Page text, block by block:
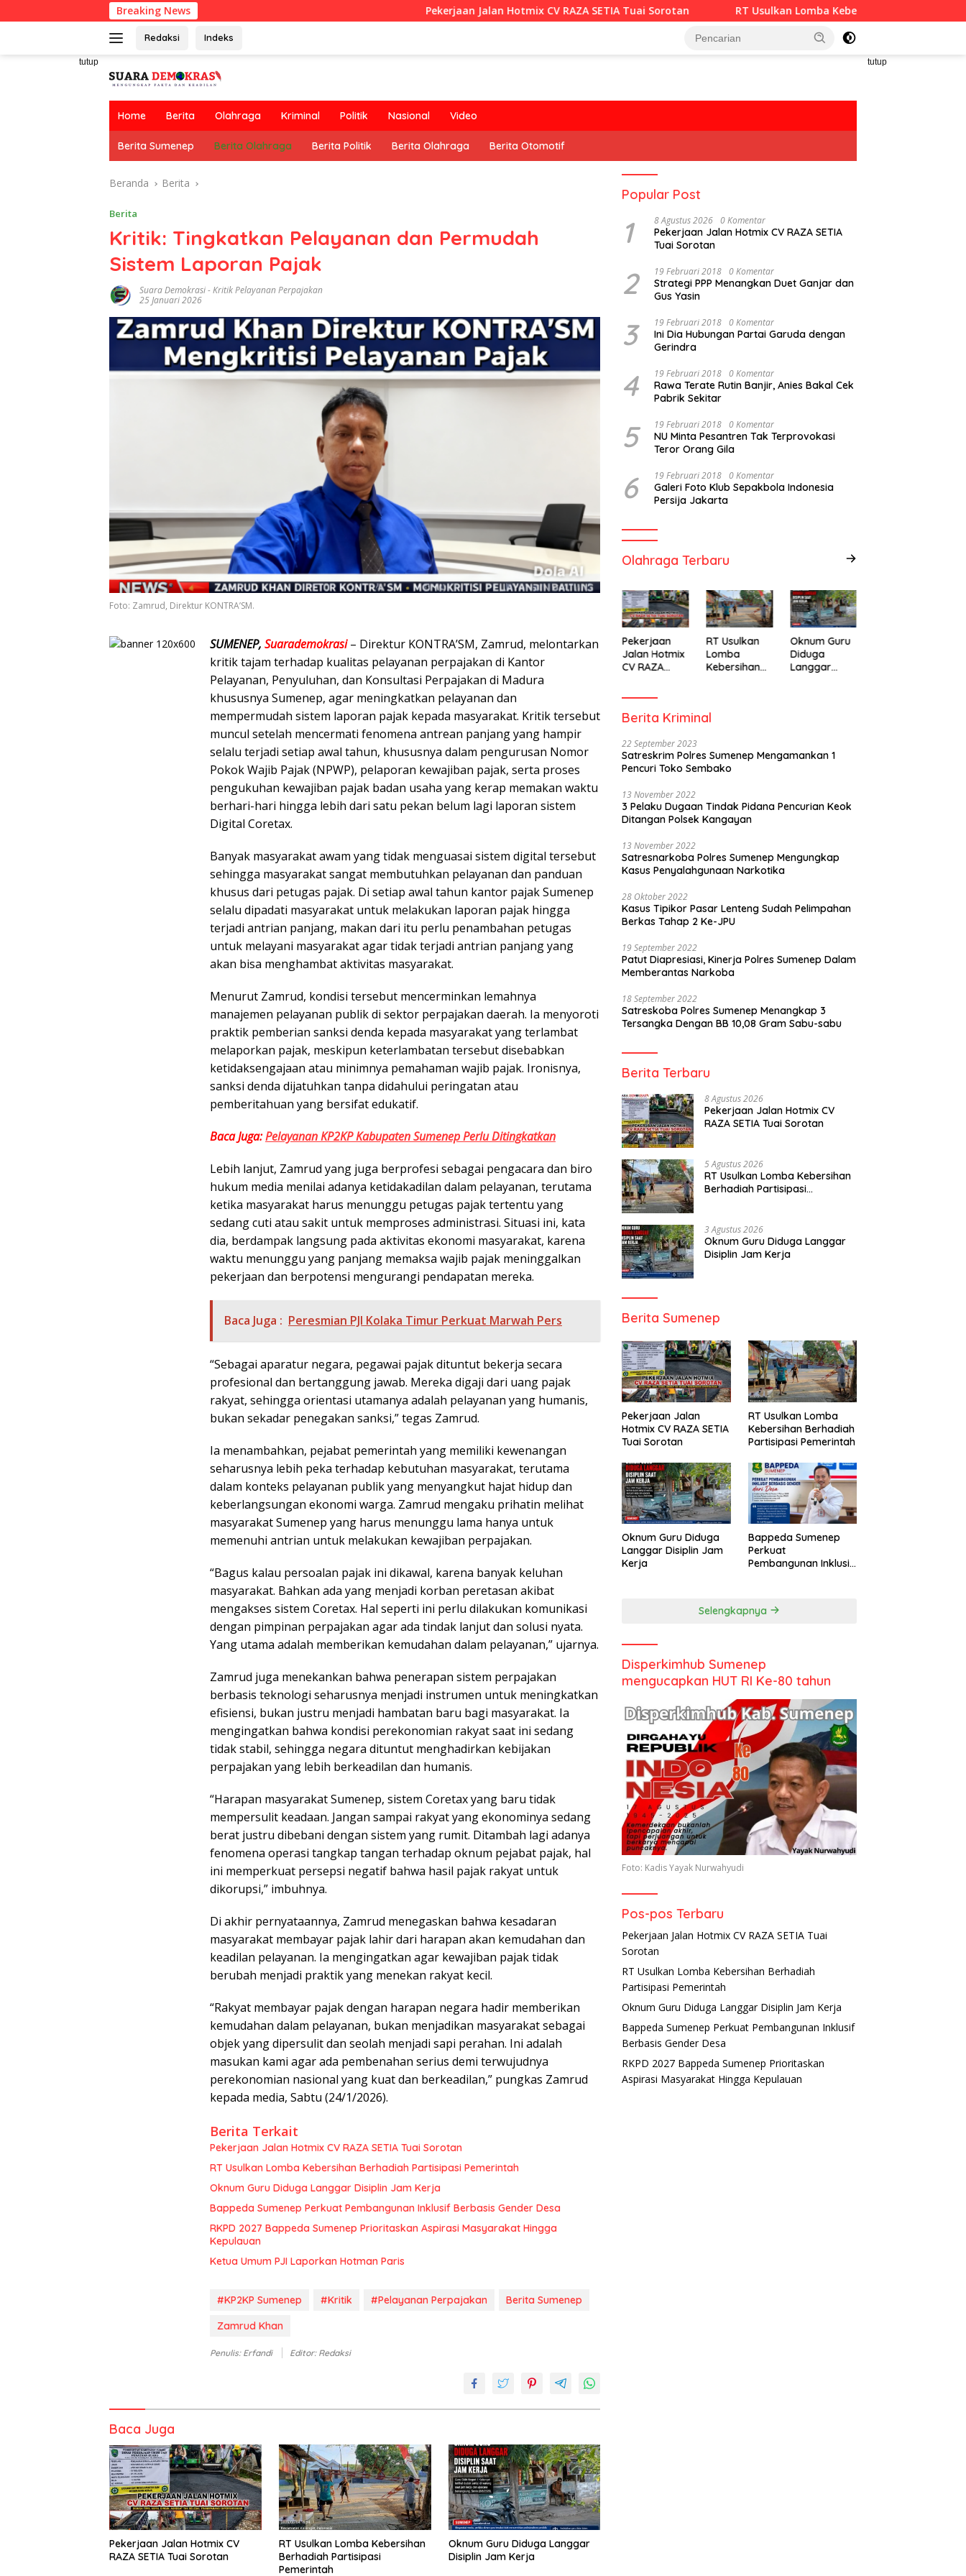
ke
Breaking News Pekerjaan Jalan Hotmix CV RAZA SETIA Tuai Sorotan RT Usulkan Lomba Kebersihan Berhadiah Partisipasi
Redaksi Indeks
tutup tutup
Home Berita Olahraga Kriminal Politik Nasional Video
Berita Sumenep Berita Olahraga Berita Politik Berita Olahraga Berita Otomotif
Beranda Berita
Berita
Kritik: Tingkatkan Pelayanan dan Permudah
Sistem Laporan Pajak
Suara Demokrasi-Kritik Pelayanan Perpajakan
25 Januari 2026
Foto: Zamrud, Direktur KONTRA’SM.
SUMENEP, Suarademokrasi– Direktur KONTRA’SM, Zamrud, melontarkan
kritik tajam terhadap kualitas pelayanan perpajakan di Kantor
Pelayanan, Penyuluhan, dan Konsultasi Perpajakan di Madura
khususnya Sumenep, agar meningkatkan pelayanan dan
mempermudah sistem laporan pajak kepada masyarakat. Kritik tersebut
muncul setelah mencermati fenomena antrean panjang yang hampir
selalu terjadi setiap awal tahun, khususnya dalam pengurusan Nomor
Pokok Wajib Pajak (NPWP), pelaporan kewajiban pajak, serta proses
pengukuhan kewajiban pajak badan usaha yang kerap memakan waktu
berhari-hari hingga lebih dari satu pekan belum lagi laporan sistem
Digital Coretax.
Banyak masyarakat awam yang tidak menguasai sistem digital tersebut
sehingga masyarakat sangat membutuhkan pelayanan dan panduan
khusus dari petugas pajak. Di setiap awal tahun kantor pajak Sumenep
selalu dipadati masyarakat untuk melakukan laporan pajak hingga
terjadi antrian panjang, makan dari itu perlu penambahan petugas
untuk melayani masyarakat agar tidak terjadi antrian panjang yang
akan bisa menghambat aktivitas masyarakat.
Menurut Zamrud, kondisi tersebut mencerminkan lemahnya
manajemen pelayanan publik di sektor perpajakan daerah. Ia menyoroti
praktik pemberian sanksi denda kepada masyarakat yang terlambat
melaporkan pajak, meskipun keterlambatan tersebut disebabkan
ketidaksengajaan atau minimnya pemahaman wajib pajak. Ironisnya,
sanksi denda dijatuhkan tanpa didahului peringatan atau
pemberitahuan yang bersifat edukatif.
Baca Juga:Pelayanan KP2KP Kabupaten Sumenep Perlu Ditingkatkan
Lebih lanjut, Zamrud yang juga berprofesi sebagai pengacara dan biro
hukum media menilai adanya ketidakadilan dalam pelayanan, terutama
ketika masyarakat harus menunggu petugas pajak tertentu yang
sedang cuti atau sakit untuk memproses administrasi. Situasi ini, kata
dia, berdampak langsung pada aktivitas ekonomi masyarakat, karena
waktu menunggu yang panjang memaksa wajib pajak meninggalkan
pekerjaan dan berpotensi mengurangi pendapatan mereka.
Baca Juga : Peresmian PJI Kolaka Timur Perkuat Marwah Pers
“Sebagai aparatur negara, pegawai pajak dituntut bekerja secara
profesional dan bertanggung jawab. Mereka digaji dari uang pajak
rakyat, sehingga orientasi utamanya adalah pelayanan yang humanis,
bukan sekadar penegakan sanksi,” tegas Zamrud.
Ia menambahkan, pejabat pemerintah yang memiliki kewenangan
seharusnya lebih peka terhadap kebutuhan masyarakat, terutama
dalam konteks pelayanan publik yang menyangkut hajat hidup dan
keberlangsungan ekonomi warga. Zamrud mengaku prihatin melihat
masyarakat Sumenep yang harus menunggu lama hanya untuk
memenuhi antrian untuk melakukan kewajiban perpajakan.
“Bagus kalau persoalan pajak ini dikawal, karena banyak keluhan
masyarakat. Bahkan ada yang menjadi korban peretasan akibat
mengakses sistem Coretax. Hal seperti ini perlu dilakukan komunikasi
dengan pimpinan perpajakan agar ada tindak lanjut dan solusi nyata.
Yang utama adalah memberikan kemudahan dalam pelayanan,” ujarnya.
Zamrud juga menekankan bahwa penerapan sistem perpajakan
berbasis teknologi seharusnya menjadi instrumen untuk meningkatkan
efisiensi, bukan justru menjadi hambatan baru bagi masyarakat. Ia
mengingatkan bahwa kondisi perekonomian rakyat saat ini sedang
tidak stabil, sehingga negara dituntut menghadirkan kebijakan
perpajakan yang lebih berkeadilan dan humanis.
“Harapan masyarakat Sumenep, sistem Coretax yang baru tidak
mempersulit keadaan. Jangan sampai rakyat yang ekonominya sedang
berat justru dibebani dengan sistem yang rumit. Ditambah lagi adanya
fenomena operasi tangkap tangan terhadap oknum pejabat pajak, hal
ini memperkuat persepsi negatif bahwa hasil pajak rakyat untuk
dikorupsi,” imbuhnya.
Di akhir pernyataannya, Zamrud menegaskan bahwa kesadaran
masyarakat membayar pajak lahir dari harapan akan kemudahan dan
keadilan pelayanan. Ia mengingatkan agar kewajiban pajak tidak
berubah menjadi praktik yang menekan rakyat kecil.
“Rakyat membayar pajak dengan harapan negara hadir memberikan
kemudahan dalam pelayanan, bukan menjadikan masyarakat sebagai
objek yang dipersulit dan seolah menjadi sapi perahan. Ini adalah
masukan kami agar ada pembenahan serius demi terwujudnya
perekonomian nasional yang kuat dan berkeadilan,” pungkas Zamrud
kepada media, Sabtu (24/1/2026).
Berita Terkait
Pekerjaan Jalan Hotmix CV RAZA SETIA Tuai Sorotan
RT Usulkan Lomba Kebersihan Berhadiah Partisipasi Pemerintah
Oknum Guru Diduga Langgar Disiplin Jam Kerja
Bappeda Sumenep Perkuat Pembangunan Inklusif Berbasis Gender Desa
RKPD 2027 Bappeda Sumenep Prioritaskan Aspirasi Masyarakat Hingga
Kepulauan
Ketua Umum PJI Laporkan Hotman Paris
#KP2KP Sumenep #Kritik #Pelayanan Perpajakan
Berita Sumenep
Zamrud Khan
Penulis: Erfandi Editor: Redaksi
Baca Juga
Pekerjaan Jalan Hotmix CV
RAZA SETIA Tuai Sorotan
RT Usulkan Lomba Kebersihan
Berhadiah Partisipasi
Pemerintah
Oknum Guru Diduga Langgar
Disiplin Jam Kerja
Popular Post
1 8 Agustus 2026 0 Komentar
Pekerjaan Jalan Hotmix CV RAZA SETIA
Tuai Sorotan
2 19 Februari 2018 0 Komentar
Strategi PPP Menangkan Duet Ganjar dan
Gus Yasin
3 19 Februari 2018 0 Komentar
Ini Dia Hubungan Partai Garuda dengan
Gerindra
4 19 Februari 2018 0 Komentar
Rawa Terate Rutin Banjir, Anies Bakal Cek
Pabrik Sekitar
5 19 Februari 2018 0 Komentar
NU Minta Pesantren Tak Terprovokasi
Teror Orang Gila
6 19 Februari 2018 0 Komentar
Galeri Foto Klub Sepakbola Indonesia
Persija Jakarta
Olahraga Terbaru
Pekerjaan
Jalan Hotmix
CV RAZA
RT Usulkan
Lomba
Kebersihan
Oknum Guru
Diduga
Langgar
Berita Kriminal
22 September 2023
Satreskrim Polres Sumenep Mengamankan 1
Pencuri Toko Sembako
13 November 2022
3 Pelaku Dugaan Tindak Pidana Pencurian Keok
Ditangan Polsek Kangayan
13 November 2022
Satresnarkoba Polres Sumenep Mengungkap
Kasus Penyalahgunaan Narkotika
28 Oktober 2022
Kasus Tipikor Pasar Lenteng Sudah Pelimpahan
Berkas Tahap 2 Ke-JPU
19 September 2022
Patut Diapresiasi, Kinerja Polres Sumenep Dalam
Memberantas Narkoba
18 September 2022
Satreskoba Polres Sumenep Menangkap 3
Tersangka Dengan BB 10,08 Gram Sabu-sabu
Berita Terbaru
8 Agustus 2026
Pekerjaan Jalan Hotmix CV
RAZA SETIA Tuai Sorotan
5 Agustus 2026
RT Usulkan Lomba Kebersihan
Berhadiah Partisipasi
3 Agustus 2026
Oknum Guru Diduga Langgar
Disiplin Jam Kerja
Berita Sumenep
Pekerjaan Jalan
Hotmix CV RAZA SETIA
Tuai Sorotan
RT Usulkan Lomba
Kebersihan Berhadiah
Partisipasi Pemerintah
Oknum Guru Diduga
Langgar Disiplin Jam
Kerja
Bappeda Sumenep
Perkuat
Pembangunan Inklusif
Selengkapnya
Disperkimhub Sumenep
mengucapkan HUT RI Ke-80 tahun
Foto: Kadis Yayak Nurwahyudi
Pos-pos Terbaru
Pekerjaan Jalan Hotmix CV RAZA SETIA Tuai
Sorotan
RT Usulkan Lomba Kebersihan Berhadiah
Partisipasi Pemerintah
Oknum Guru Diduga Langgar Disiplin Jam Kerja
Bappeda Sumenep Perkuat Pembangunan Inklusif
Berbasis Gender Desa
RKPD 2027 Bappeda Sumenep Prioritaskan
Aspirasi Masyarakat Hingga Kepulauan